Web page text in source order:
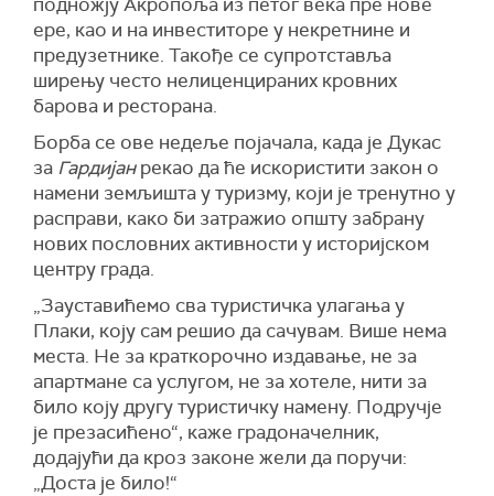
ере, као и на инвеститоре у некретнине и
предузетнике. Такође се супротставља
ширењу често нелиценцираних кровних
барова и ресторана.
Борба се ове недеље појачала, када је Дукас
за Гардијанрекао да ће искористити закон о
намени земљишта у туризму, који је тренутно у
расправи, како би затражио општу забрану
нових пословних активности у историјском
центру града.
„Зауставићемо сва туристичка улагања у
Плаки, коју сам решио да сачувам. Више нема
места. Не за краткорочно издавање, не за
апартмане са услугом, не за хотеле, нити за
било коју другу туристичку намену. Подручје
је презасићено“, каже градоначелник,
додајући да кроз законе жели да поручи:
„Доста је било!“